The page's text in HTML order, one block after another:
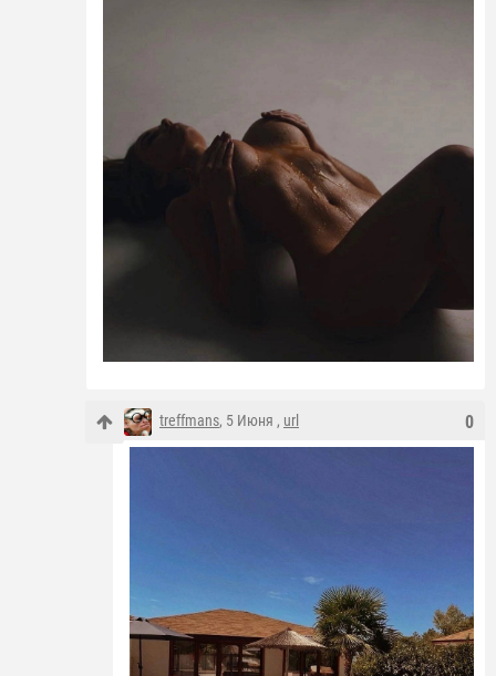
0
treffmans, 5 Июня , url